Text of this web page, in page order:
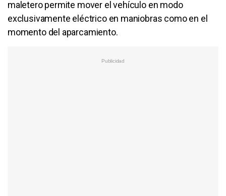
maletero permite mover el vehículo en modo
exclusivamente eléctrico en maniobras como en el
momento del aparcamiento.